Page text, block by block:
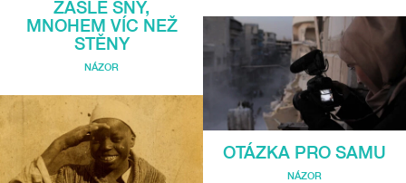
ZAŠLÉ SNY,
MNOHEM VÍC NEŽ
STĚNY
NÁZOR
OTÁZKA PRO SAMU
NÁZOR